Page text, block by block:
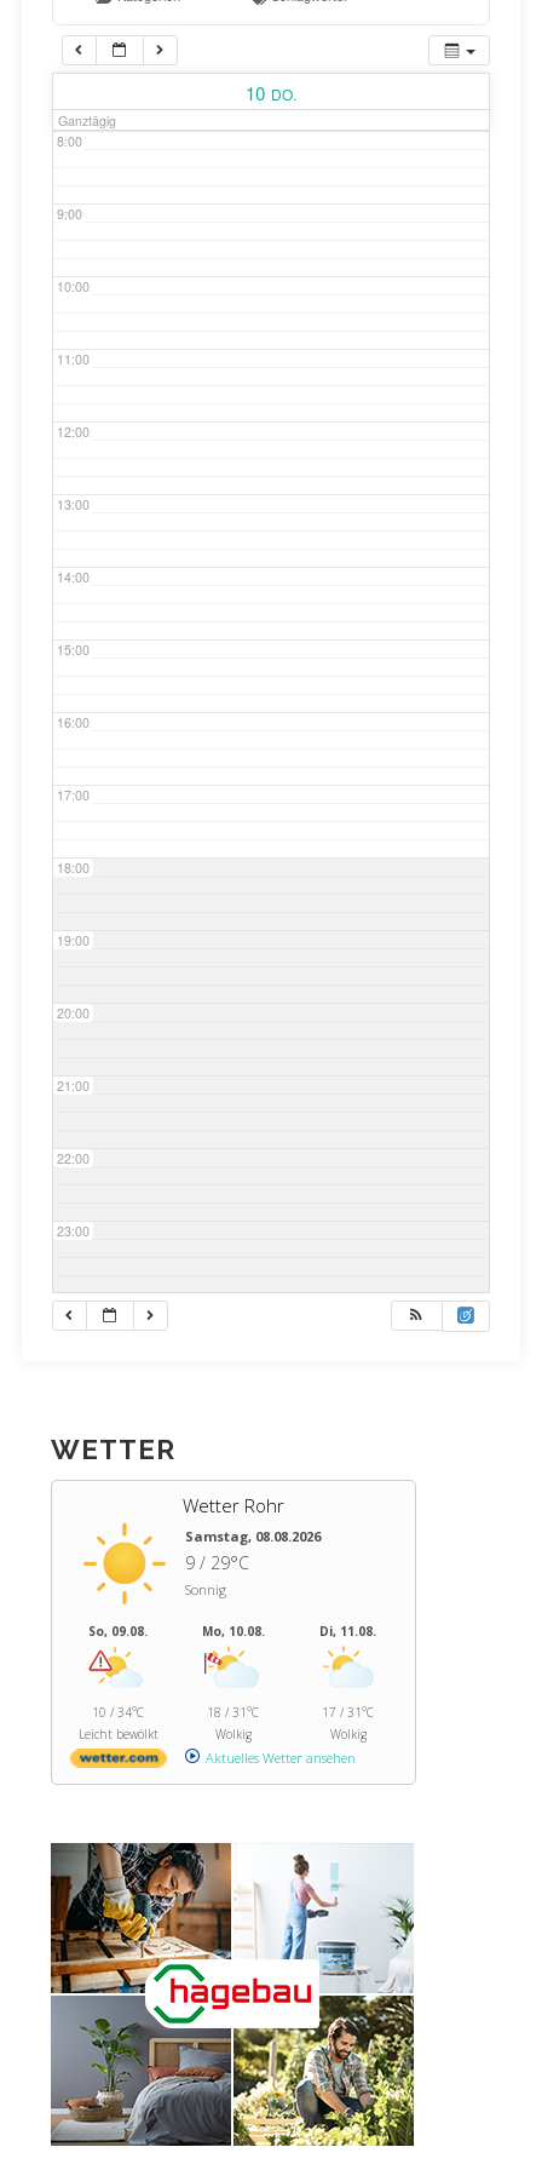
10 DO.
Ganztägig
7:00
8:00
9:00
10:00
11:00
12:00
13:00
14:00
15:00
16:00
17:00
18:00
19:00
20:00
21:00
22:00
23:00
WETTER
Wetter Rohr
Samstag, 08.08.2026
9 / 29°C
Sonnig
So, 09.08.
10 / 34°C
Leicht bewölkt
Mo, 10.08.
18 / 31°C
Wolkig
Di, 11.08.
17 / 31°C
Wolkig
Aktuelles Wetter ansehen